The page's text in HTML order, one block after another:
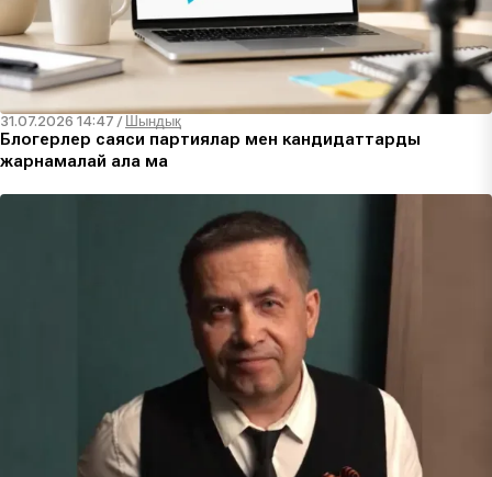
31.07.2026 14:47 / Шындық
Блогерлер саяси партиялар мен кандидаттарды
жарнамалай ала ма